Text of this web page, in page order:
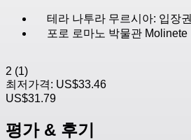
테라 나투라 무르시아: 입장권
포로 로마노 박물관 Molinete
2 (1)
최저가격: US$33.46
US$31.79
평가 & 후기